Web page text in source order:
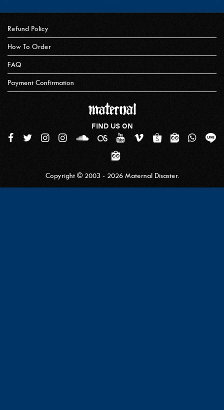
Refund Policy
How To Order
FAQ
Payment Confirmation
FIND US ON
Copyright © 2003 - 2026 Maternal Disaster.